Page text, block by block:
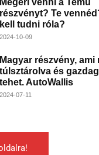
Megéri venni a Temu
részvényt? Te
kell tudni róla?
2024-10-09
Magyar részvény, ami
túlsztárolva és
tehet. AutoWallis
2024-07-11